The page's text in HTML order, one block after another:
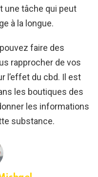
une tâche qui peut
à la longue.
faire des
rapprocher de vos
l’effet du cbd. Il est
les boutiques des
les informations
substance.